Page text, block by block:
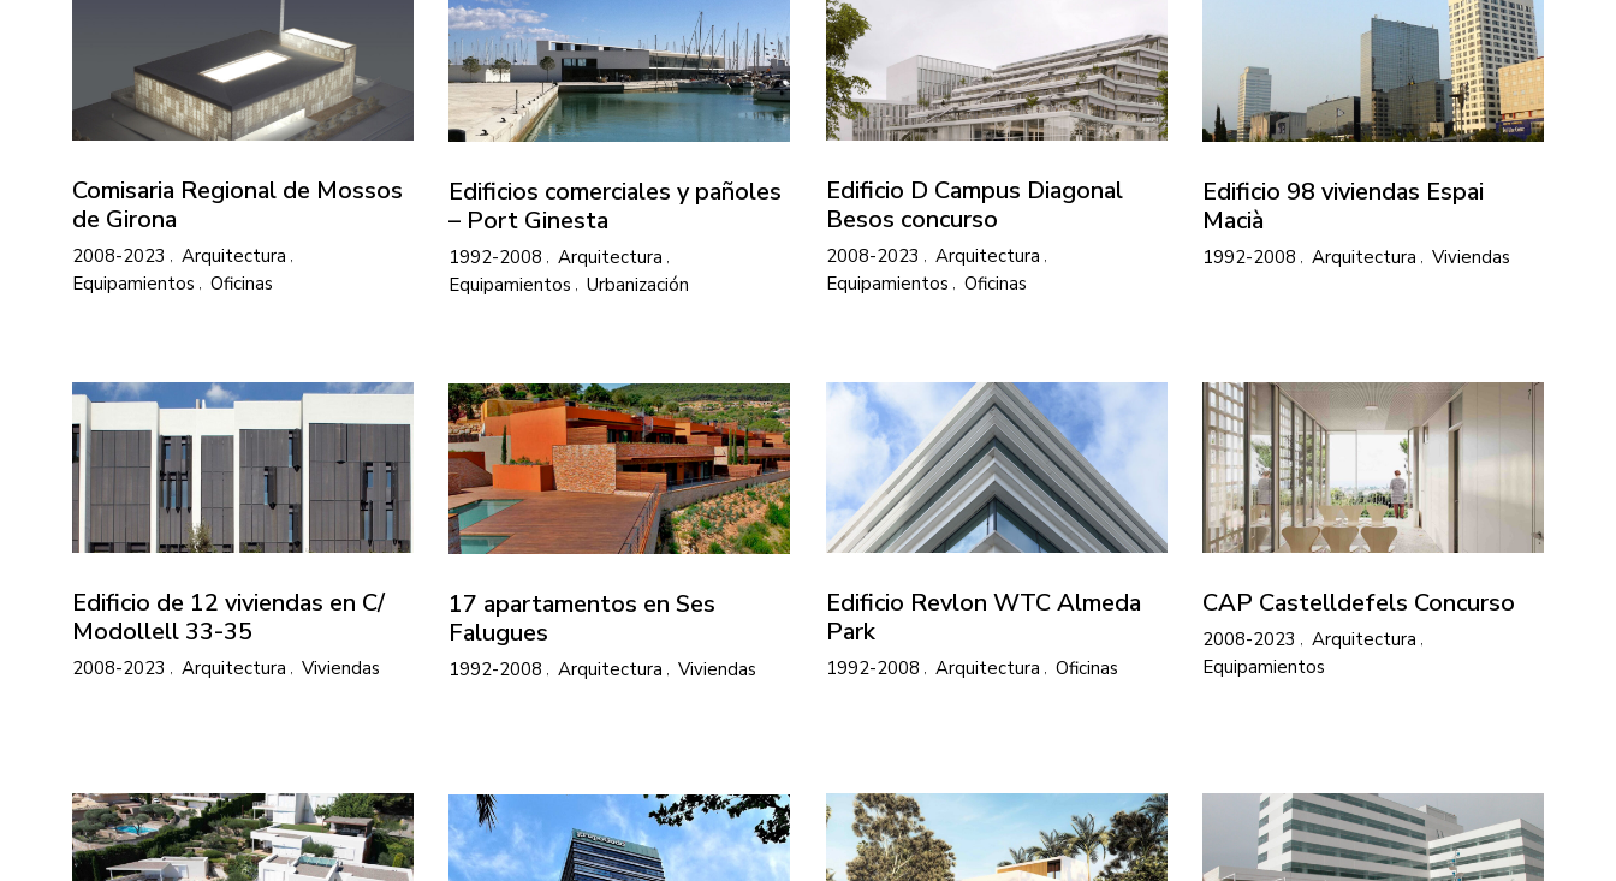
Comisaria Regional de Mossos
de Girona
2008-2023
Arquitectura
Equipamientos
Oficinas
Edificio D Campus Diagonal
Besos concurso
2008-2023
Arquitectura
Equipamientos
Oficinas
Edificios comerciales y pañoles
– Port Ginesta
1992-2008
Arquitectura
Equipamientos
Urbanización
Edificio 98 viviendas Espai
Macià
1992-2008 Arquitectura Viviendas
Edificio de 12 viviendas en C/
Modollell 33-35
2008-2023 Arquitectura Viviendas
Edificio Revlon WTC Almeda
Park
1992-2008 Arquitectura Oficinas
CAP Castelldefels Concurso
2008-2023
Arquitectura
Equipamientos
17 apartamentos en Ses
Falugues
1992-2008 Arquitectura Viviendas